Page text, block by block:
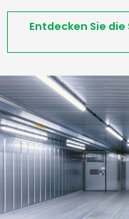
Entdecken Sie